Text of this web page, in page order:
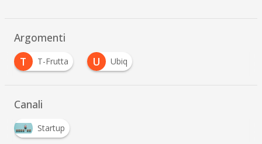
Argomenti
T
T-Frutta U Ubiq
Canali
Startup